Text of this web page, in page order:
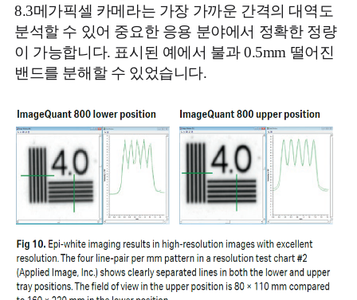
8.3메가픽셀 카메라는 가장 가까운 간격의 대역도
분석할 수 있어 중요한 응용 분야에서 정확한 정량
이 가능합니다. 표시된 예에서 불과 0.5mm 떨어진
밴드를 분해할 수 있었습니다.